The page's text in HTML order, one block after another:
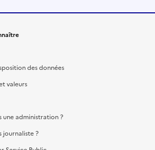
des données
valeurs
une administration ?
journaliste ?